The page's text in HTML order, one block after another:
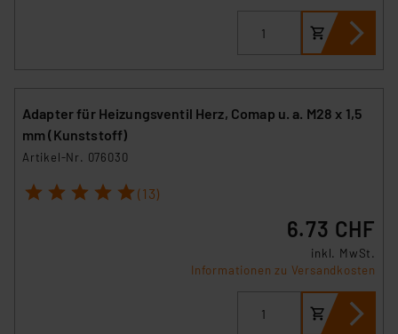
Beurteilung der mit der Datenübermittlung,
Impressum|Datenschutzerklärung
Adapter für Heizungsventil Herz, Comap u. a. M28 x 1,5
mm (Kunststoff)
Artikel-Nr. 076030
1 2 3 4 5 (13)
6.73 CHF
inkl. MwSt.
Informationen zu Versandkosten